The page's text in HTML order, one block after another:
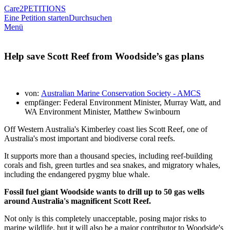
Care2PETITIONS
Eine Petition startenDurchsuchen
Menü
Help save Scott Reef from Woodside’s gas plans
von: Australian Marine Conservation Society - AMCS
empfänger: Federal Environment Minister, Murray Watt, and
WA Environment Minister, Matthew Swinbourn
Off Western Australia's Kimberley coast lies Scott Reef, one of
Australia's most important and biodiverse coral reefs.
It supports more than a thousand species, including reef-building
corals and fish, green turtles and sea snakes, and migratory whales,
including the endangered pygmy blue whale.
Fossil fuel giant Woodside wants to drill up to 50 gas wells
around Australia's magnificent Scott Reef.
Not only is this completely unacceptable, posing major risks to
marine wildlife, but it will also be a major contributor to Woodside's